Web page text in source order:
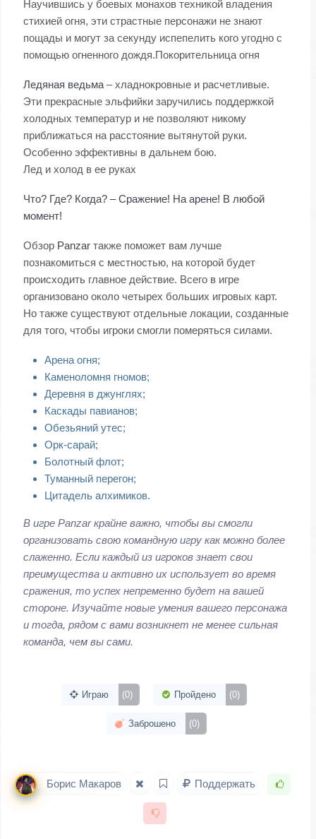
Научившись у боевых монахов техникой владения
стихией огня, эти страстные персонажи не знают
пощады и могут за секунду испепелить кого угодно с
помощью огненного дождя.Покорительница огня
Ледяная ведьма – хладнокровные и расчетливые.
Эти прекрасные эльфийки заручились поддержкой
холодных температур и не позволяют никому
приближаться на расстояние вытянутой руки.
Особенно эффективны в дальнем бою.
Лед и холод в ее руках
Что? Где? Когда? – Сражение! На арене! В любой
момент!
Обзор Panzar также поможет вам лучше
познакомиться с местностью, на которой будет
происходить главное действие. Всего в игре
организовано около четырех больших игровых карт.
Но также существуют отдельные локации, созданные
для того, чтобы игроки смогли померяться силами.
Арена огня;
Каменоломня гномов;
Деревня в джунглях;
Каскады павианов;
Обезьяний утес;
Орк-сарай;
Болотный флот;
Туманный перегон;
Цитадель алхимиков.
В игре Panzar крайне важно, чтобы вы смогли
организовать свою командную игру как можно более
слаженно. Если каждый из игроков знает свои
преимущества и активно их использует во время
сражения, то успех непременно будет на вашей
стороне. Изучайте новые умения вашего персонажа
и тогда, рядом с вами возникнет не менее сильная
команда, чем вы сами.
Играю (0) Пройдено (0)
Заброшено (0)
Борис Макаров Поддержать